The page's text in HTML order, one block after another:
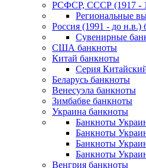
РСФСР, СССР (1917 -
Региональные
Россия (1991 - до н.в.)
Сувенирные
США банкноты
Китай банкноты
Серия
Беларусь банкноты
Венесуэла банкноты
Зимбабве банкноты
Украина банкноты
Банкноты
Банкноты
Банкноты
Банкноты
Венгрия банкноты